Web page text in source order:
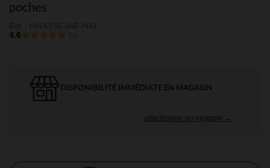
poches
4.6
DISPONIBILITÉ IMMÉDIATE EN MAGASIN
sélectionner un magasin →